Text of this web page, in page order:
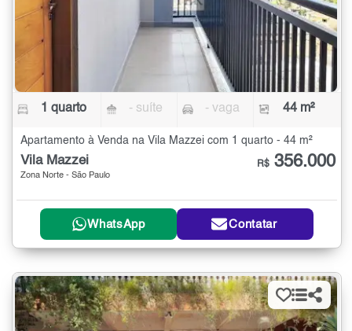
1 quarto - suíte - vaga 44 m²
Apartamento à Venda na Vila Mazzei com 1 quarto - 44 m²
Vila Mazzei
Zona Norte - São Paulo
R$ 356.000
WhatsApp Contatar